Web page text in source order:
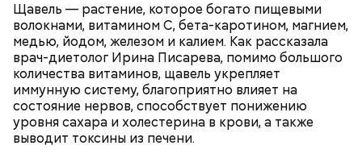
Щавель — растение, которое богато пищевыми
волокнами, витамином С, бета-каротином, магнием,
медью, йодом, железом и калием. Как рассказала
врач-диетолог Ирина Писарева, помимо большого
количества витаминов, щавель укрепляет
иммунную систему, благоприятно влияет на
состояние нервов, способствует понижению
уровня сахара и холестерина в крови, а также
выводит токсины из печени.